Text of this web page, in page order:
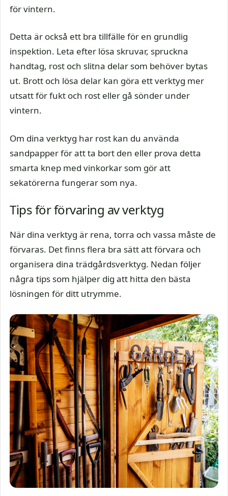
för vintern.
Detta är också ett bra tillfälle för en grundlig
inspektion. Leta efter lösa skruvar, spruckna
handtag, rost och slitna delar som behöver bytas
ut. Brott och lösa delar kan göra ett verktyg mer
utsatt för fukt och rost eller gå sönder under
vintern.
Om dina verktyg har rost kan du använda
sandpapper för att ta bort den eller prova detta
smarta knep med vinkorkar som gör att
sekatörerna fungerar som nya.
Tips för förvaring av verktyg
När dina verktyg är rena, torra och vassa måste de
förvaras. Det finns flera bra sätt att förvara och
organisera dina trädgårdsverktyg. Nedan följer
några tips som hjälper dig att hitta den bästa
lösningen för ditt utrymme.